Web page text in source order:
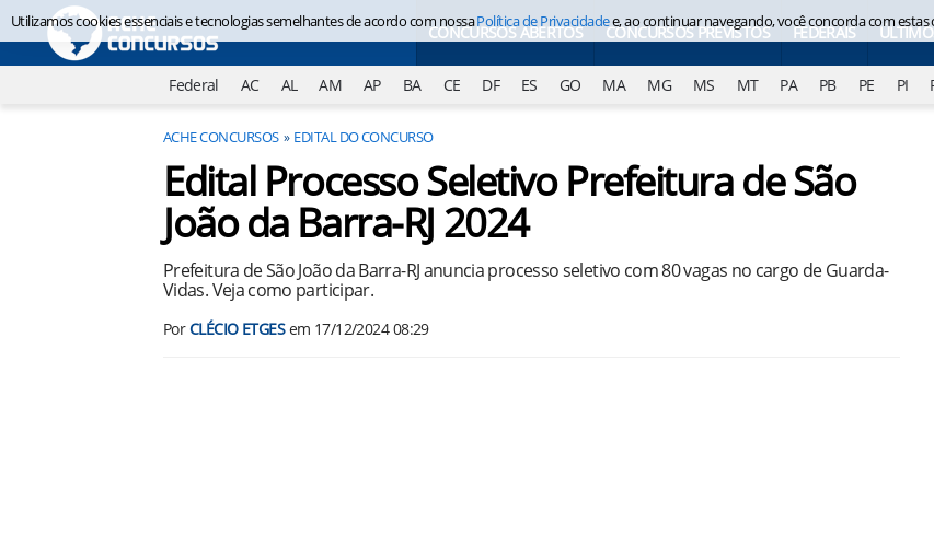
CONCURSOS ABERTOS CONCURSOS PREVISTOS FEDERAIS
Federal AC AL AM AP BA CE DF ES GO MA MG MS MT PA PB PE PI
ACHE CONCURSOS EDITAL DO CONCURSO
Edital Processo Seletivo Prefeitura de São
João da Barra-RJ 2024
Prefeitura de São João da Barra-RJ anuncia processo seletivo com 80 vagas no cargo de Guarda-
Vidas. Veja como participar.
PorCLÉCIO ETGESem 17/12/2024 08:29
Utilizamos cookies essenciais e tecnologias semelhantes de acordo com nossaPolítica de Privacidadee, ao continuar navegando, você concorda com estas